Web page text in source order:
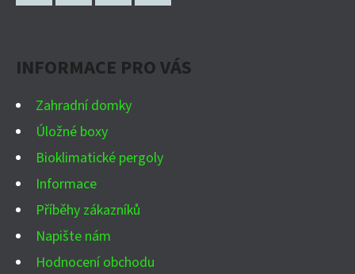
INFORMACE PRO VÁS
Zahradní domky
Úložné boxy
Bioklimatické pergoly
Informace
Příběhy zákazníků
Napište nám
Hodnocení obchodu